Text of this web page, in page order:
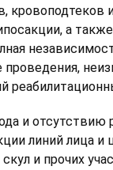
кровоподтеков
а
проведения,
и отсутствию
линий лица и
и прочих